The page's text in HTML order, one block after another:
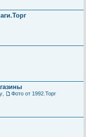
Фото от 1992.Торг